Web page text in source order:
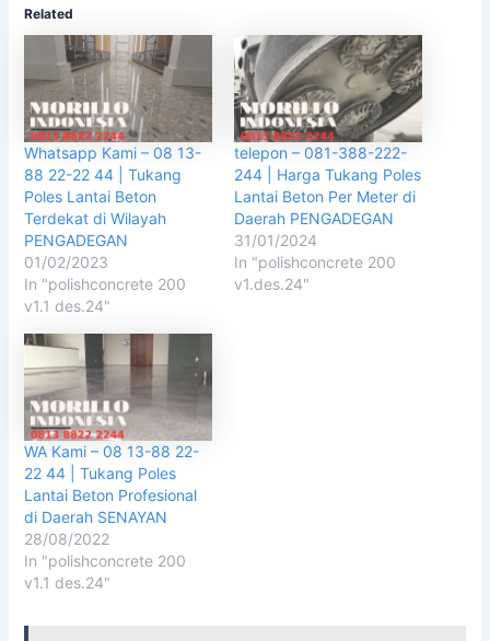
Related
Whatsapp Kami – 08 13-
88 22-22 44 | Tukang
Poles Lantai Beton
Terdekat di Wilayah
PENGADEGAN
01/02/2023
In "polishconcrete 200
v1.1 des.24"
telepon – 081-388-222-
244 | Harga Tukang Poles
Lantai Beton Per Meter di
Daerah PENGADEGAN
31/01/2024
In "polishconcrete 200
v1.des.24"
WA Kami – 08 13-88 22-
22 44 | Tukang Poles
Lantai Beton Profesional
di Daerah SENAYAN
28/08/2022
In "polishconcrete 200
v1.1 des.24"